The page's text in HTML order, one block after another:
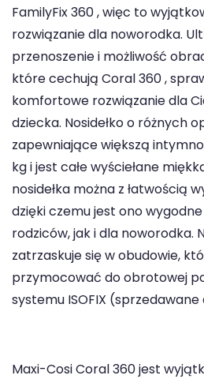
FamilyFix 360 , więc to
rozwiązanie dla noworodka.
przenoszenie i możliwość
które cechują Coral 360 ,
komfortowe rozwiązanie dla
dziecka. Nosidełko o różnych
zapewniające większą
kg i jest całe wyściełane
nosidełka można z łatwością
dzięki czemu jest ono
rodziców, jak i dla noworodka.
zatrzaskuje się w obudowie,
przymocować do obrotowej
systemu ISOFIX (sprzedawane
Maxi-Cosi Coral 360 jest